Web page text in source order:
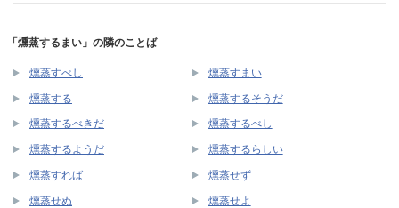
「燻蒸するまい」の隣のことば
燻蒸すべし 燻蒸すまい
燻蒸する 燻蒸するそうだ
燻蒸するべきだ 燻蒸するべし
燻蒸するようだ 燻蒸するらしい
燻蒸すれば 燻蒸せず
燻蒸せぬ 燻蒸せよ